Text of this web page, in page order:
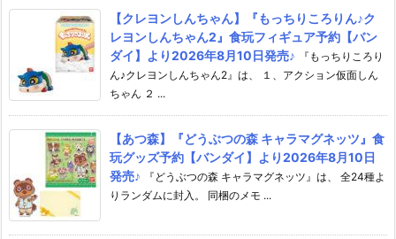
【クレヨンしんちゃん】『もっちりころりん♪ク
レヨンしんちゃん2』食玩フィギュア予約【バン
ダイ】より2026年8月10日発売♪
『もっちりころり
ん♪クレヨンしんちゃん2』は、 １、アクション仮面しん
ちゃん ２ ...
【あつ森】『どうぶつの森 キャラマグネッツ』食
玩グッズ予約【バンダイ】より2026年8月10日
発売♪
『どうぶつの森 キャラマグネッツ』は、 全24種よ
りランダムに封入。 同梱のメモ ...